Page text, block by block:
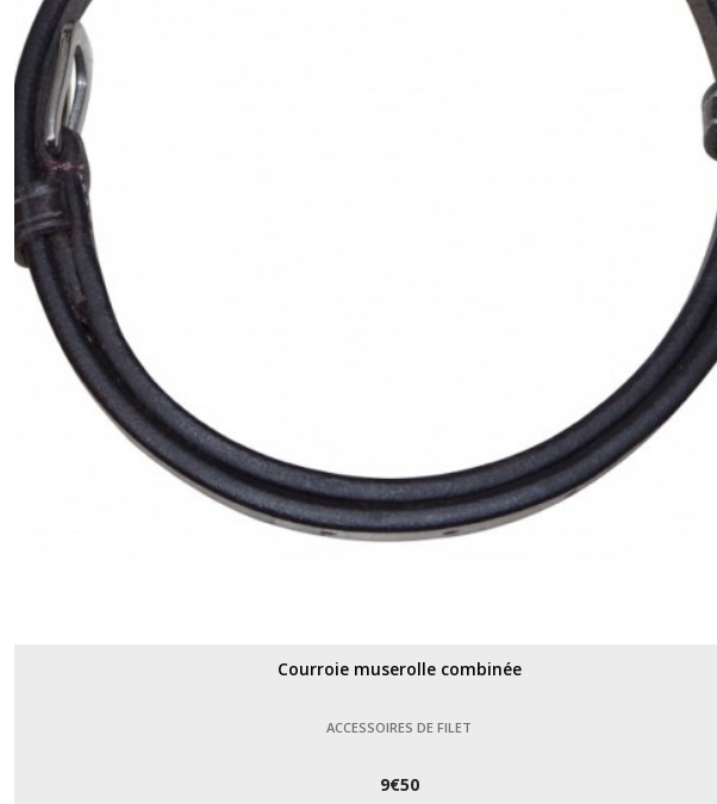
Courroie muserolle combinée
ACCESSOIRES DE FILET
9€50